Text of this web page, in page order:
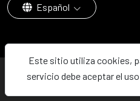
Este sitio utiliza cookies,
servicio debe aceptar el
Español
© 2026 - Dibujalia ha sido ⚙️ con